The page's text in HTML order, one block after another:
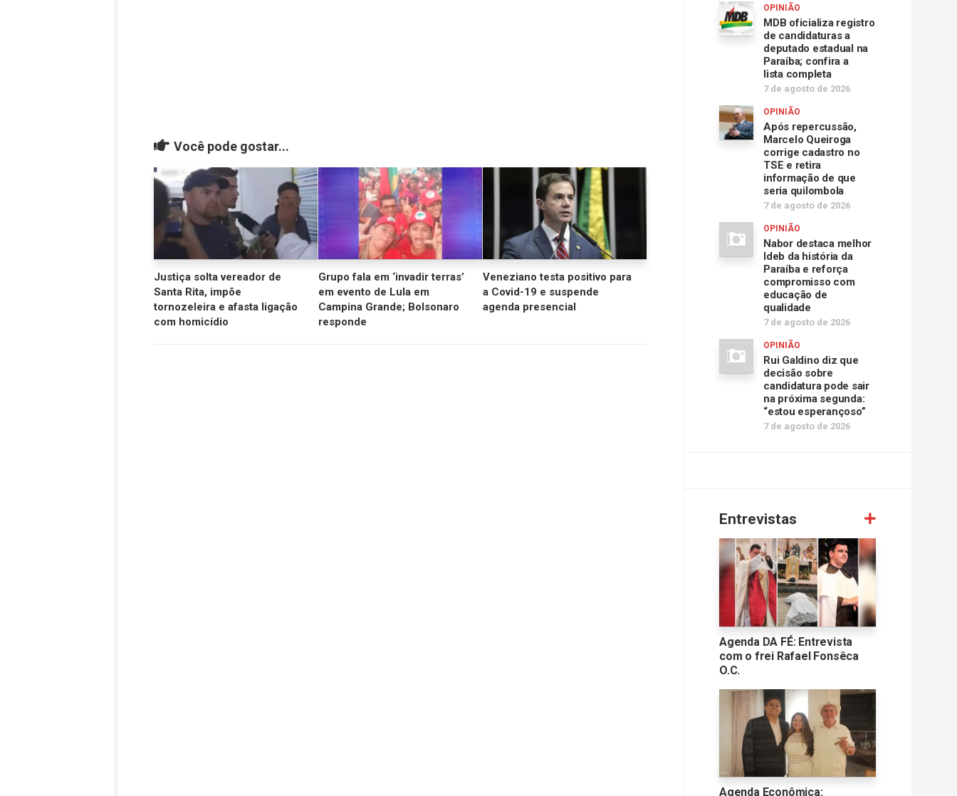
Você pode gostar...
Justiça solta vereador de
Santa Rita, impõe
tornozeleira e afasta ligação
com homicídio
Grupo fala em ‘invadir terras’
em evento de Lula em
Campina Grande; Bolsonaro
responde
Veneziano testa positivo para
a Covid-19 e suspende
agenda presencial
OPINIÃO
MDB oficializa registro
de candidaturas a
deputado estadual na
Paraíba; confira a
lista completa
7 de agosto de 2026
OPINIÃO
Após repercussão,
Marcelo Queiroga
corrige cadastro no
TSE e retira
informação de que
seria quilombola
7 de agosto de 2026
OPINIÃO
Nabor destaca melhor
Ideb da história da
Paraíba e reforça
compromisso com
educação de
qualidade
7 de agosto de 2026
OPINIÃO
Rui Galdino diz que
decisão sobre
candidatura pode sair
na próxima segunda:
“estou esperançoso”
7 de agosto de 2026
Entrevistas
Agenda DA FÉ: Entrevista
com o frei Rafael Fonsêca
O.C.
Agenda Econômica: